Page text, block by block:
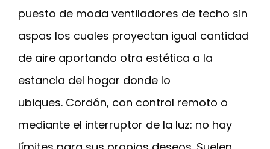
puesto de moda ventiladores de techo sin
aspas los cuales proyectan igual cantidad
de aire aportando otra estética a la
estancia del hogar donde lo
ubiques. Cordón, con control remoto o
mediante el interruptor de la luz: no hay